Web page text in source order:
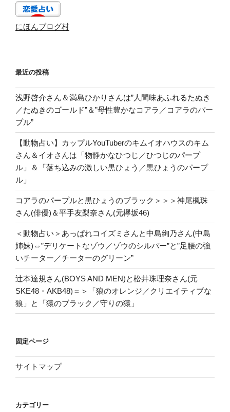
にほんブログ村
最近の投稿
浅野啓介さん＆満島ひかりさんは”人間味あふれるたぬき
／たぬきのゴールド”＆”母性豊かなコアラ／コアラのパー
プル”
【動物占い】カップルYouTuberのキムイオハウスのキム
さん＆イオさんは「物静かなひつじ／ひつじのパープ
ル」＆「落ち込みの激しい黒ひょう／黒ひょうのパープ
ル」
コアラのパープルと黒ひょうのブラック＞＞＞神尾楓珠
さん(俳優)＆平手友梨奈さん(元欅坂46)
＜動物占い＞あっぱれコイズミさんと中島絢乃さん(中島
姉妹)⇔”デリケートなゾウ／ゾウのシルバー”と”足腰の強
いチーター／チーターのグリーン”
辻本達規さん(BOYS AND MEN)と松井珠理奈さん(元
SKE48・AKB48)＝＞「狼のオレンジ／クリエイティブな
狼」と「猿のブラック／守りの猿」
固定ページ
サイトマップ
カテゴリー